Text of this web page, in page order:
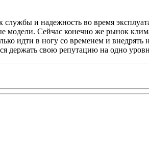
службы и надежность во время
модели. Сейчас конечно же рынок
идти в ногу со временем и
держать свою репутацию на одно